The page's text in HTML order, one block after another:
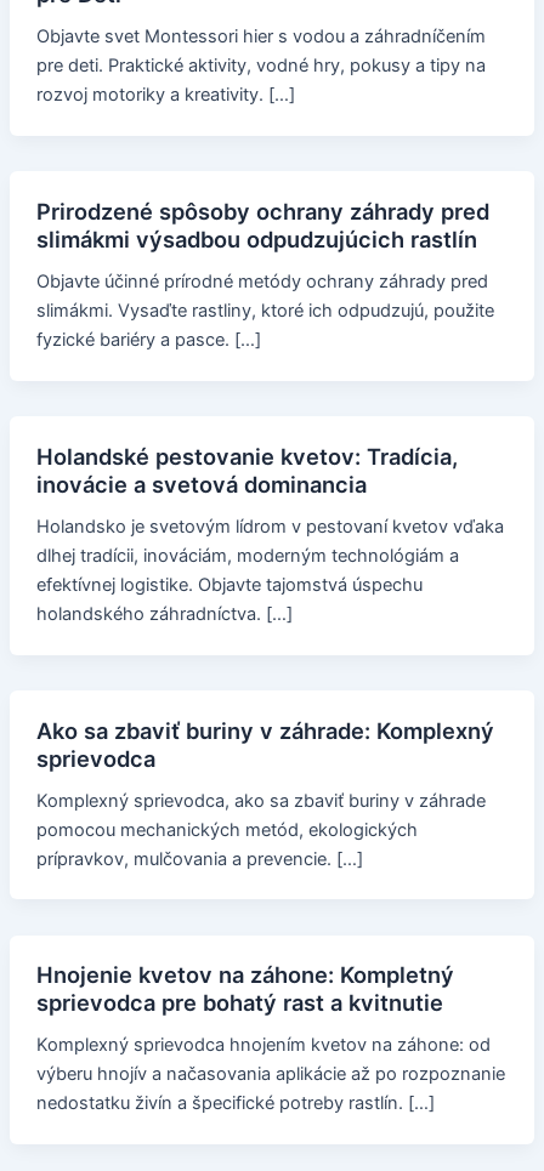
Objavte svet Montessori hier s vodou a záhradníčením
pre deti. Praktické aktivity, vodné hry, pokusy a tipy na
rozvoj motoriky a kreativity. […]
Prirodzené spôsoby ochrany záhrady pred
slimákmi výsadbou odpudzujúcich rastlín
Objavte účinné prírodné metódy ochrany záhrady pred
slimákmi. Vysaďte rastliny, ktoré ich odpudzujú, použite
fyzické bariéry a pasce. […]
Holandské pestovanie kvetov: Tradícia,
inovácie a svetová dominancia
Holandsko je svetovým lídrom v pestovaní kvetov vďaka
dlhej tradícii, inováciám, moderným technológiám a
efektívnej logistike. Objavte tajomstvá úspechu
holandského záhradníctva. […]
Ako sa zbaviť buriny v záhrade: Komplexný
sprievodca
Komplexný sprievodca, ako sa zbaviť buriny v záhrade
pomocou mechanických metód, ekologických
prípravkov, mulčovania a prevencie. […]
Hnojenie kvetov na záhone: Kompletný
sprievodca pre bohatý rast a kvitnutie
Komplexný sprievodca hnojením kvetov na záhone: od
výberu hnojív a načasovania aplikácie až po rozpoznanie
nedostatku živín a špecifické potreby rastlín. […]